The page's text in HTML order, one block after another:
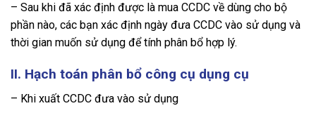
– Sau khi đã xác định được là mua CCDC về dùng cho bộ
phần nào, các bạn xác định ngày đưa CCDC vào sử dụng và
thời gian muốn sử dụng để tính phân bổ hợp lý.
II. Hạch toán phân bổ công cụ dụng cụ
– Khi xuất CCDC đưa vào sử dụng